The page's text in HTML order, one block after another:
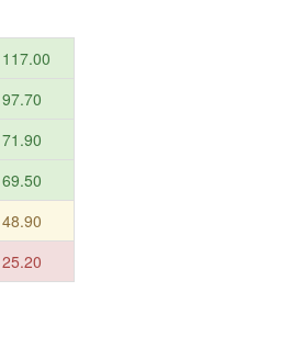
117.00
97.70
71.90
69.50
48.90
25.20